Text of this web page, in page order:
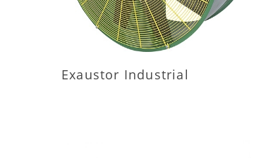
Exaustor Industrial